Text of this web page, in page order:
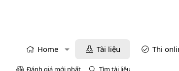
Home Tài liệu Thi
Đánh giá mới nhất Tìm tài liệu